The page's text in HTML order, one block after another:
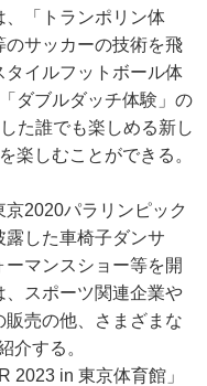
「トランポリン体
サッカーの技術を飛
イルフットボール体
ダブルダッチ体験」の
た誰でも楽しめる新し
楽しむことができる。
2020パラリンピック
露した車椅子ダンサ
マンスショー等を開
スポーツ関連企業や
売の他、さまざまな
介する。
in 東京体育館」